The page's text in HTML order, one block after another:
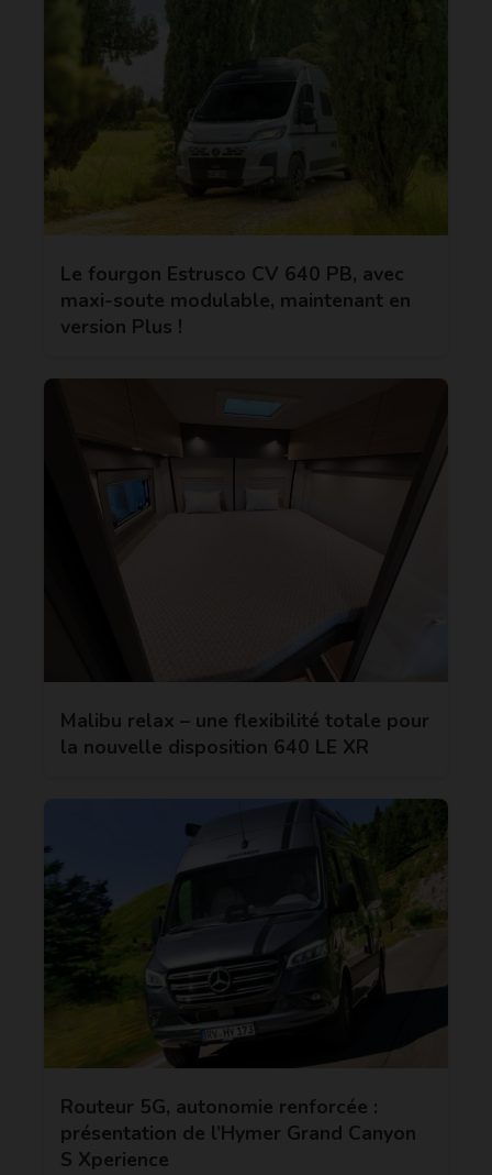
Le fourgon Estrusco CV 640 PB, avec
maxi-soute modulable, maintenant en
version Plus !
Malibu relax – une flexibilité totale pour
la nouvelle disposition 640 LE XR
Routeur 5G, autonomie renforcée :
présentation de l’Hymer Grand Canyon
S Xperience